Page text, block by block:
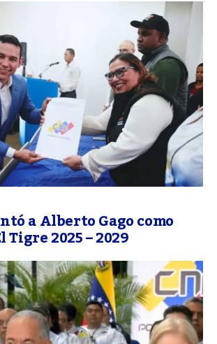
a Alberto Gago como
Tigre 2025 – 2029